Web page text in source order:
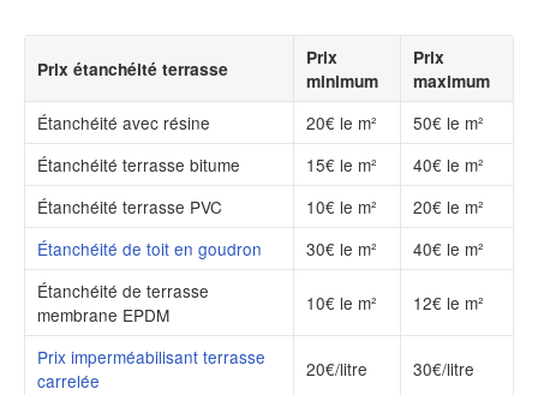
Prix étanchéité terrasse
Prix
minimum
Prix
maximum
Étanchéité avec résine
20€ le m²
50€ le m²
Étanchéité terrasse bitume
15€ le m²
40€ le m²
Étanchéité terrasse PVC
10€ le m²
20€ le m²
Étanchéité de toit en goudron
30€ le m²
40€ le m²
Étanchéité de terrasse
membrane EPDM
10€ le m² 12€ le m²
Prix imperméabilisant terrasse
carrelée
20€/litre 30€/litre